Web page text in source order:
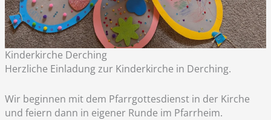
Kinderkirche Derching
Herzliche Einladung zur Kinderkirche in Derching.
Wir beginnen mit dem Pfarrgottesdienst in der Kirche
und feiern dann in eigener Runde im Pfarrheim.